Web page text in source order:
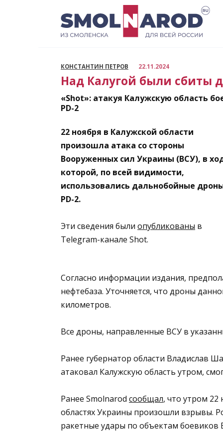
КОНСТАНТИН ПЕТРОВ 22.11.2024
Над Калугой были сбиты
«Shot»: атакуя Калужскую область
PD-2
22 ноября в Калужской области
произошла атака со стороны
Вооруженных сил Украины (ВСУ), в
которой, по всей видимости,
использовались дальнобойные
PD-2.
Эти сведения были опубликованы в
Telegram-канале Shot.
Согласно информации издания,
нефтебаза. Уточняется, что дроны
километров.
Все дроны, направленные ВСУ в
Ранее губернатор области Владислав
атаковал Калужскую область утром,
Ранее Smolnarod сообщал, что утром 22
областях Украины произошли взрывы.
ракетные удары по объектам боевиков